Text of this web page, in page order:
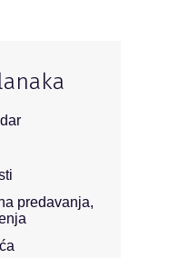
predavanja,